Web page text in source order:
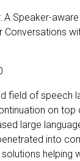
A Speaker-
Conversations
field of speech
on
large
into
helping